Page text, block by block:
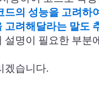
드의 성능을 고려하
고려해달라는 말도
설명이 필요한 부분
겠습니다.